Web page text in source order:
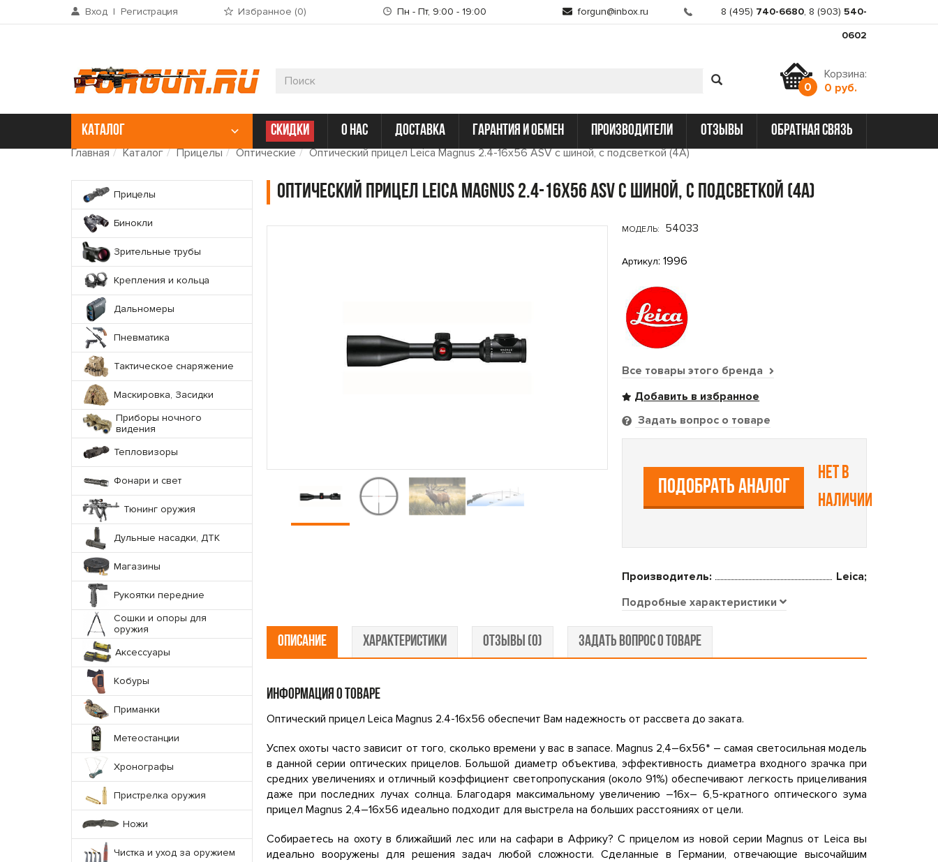
Вход | Регистрация Избранное (0) Пн - Пт, 9:00 - 19:00 forgun@inbox.ru 8 (495) 740-6680, 8 (903) 540-
0602
0
Корзина:
0 руб.
КАТАЛОГ СКИДКИ о нас доставка гарантия и обмен производители отзывы обратная связь
Главная Каталог Прицелы Оптические Оптический прицел Leica Magnus 2.4-16x56 ASV с шиной, с подсветкой (4A)
Прицелы
Бинокли
Зрительные трубы
Крепления и кольца
Дальномеры
Пневматика
Тактическое снаряжение
Маскировка, Засидки
Приборы ночного
видения
Тепловизоры
Фонари и свет
Тюнинг оружия
Дульные насадки, ДТК
Магазины
Рукоятки передние
Сошки и опоры для
оружия
Аксессуары
Кобуры
Приманки
Метеостанции
Хронографы
Пристрелка оружия
Ножи
Чистка и уход за оружием
Оптический прицел Leica Magnus 2.4-16x56 ASV с шиной, с подсветкой (4A)
МОДЕЛЬ: 54033
Артикул: 1996
Все товары этого бренда
Задать вопрос о товаре
ПОДОБРАТЬ АНАЛОГ
Нет в
наличии
Производитель:
Leica;
Подробные характеристики
ОПИСАНИЕ ХАРАКТЕРИСТИКИ ОТЗЫВЫ (0) ЗАДАТЬ ВОПРОС О ТОВАРЕ
ИНФОРМАЦИЯ О ТОВАРЕ
Оптический прицел Leica Magnus 2.4-16x56 обеспечит Вам надежность от рассвета до заката.
Успех охоты часто зависит от того, сколько времени у вас в запасе. Magnus 2,4–6x56* – самая светосильная модель
в данной серии оптических прицелов. Большой диаметр объектива, эффективность диаметра входного зрачка при
средних увеличениях и отличный коэффициент светопропускания (около 91%) обеспечивают легкость прицеливания
даже при последних лучах солнца. Благодаря максимальному увеличению –16х– 6,5-кратного оптического зума
прицел Magnus 2,4–16x56 идеально подходит для выстрела на больших расстояниях от цели.
Собираетесь на охоту в ближайший лес или на сафари в Африку? С прицелом из новой серии Magnus от Leica вы
идеально вооружены для решения задач любой сложности. Сделанные в Германии, отвечающие высочайшим